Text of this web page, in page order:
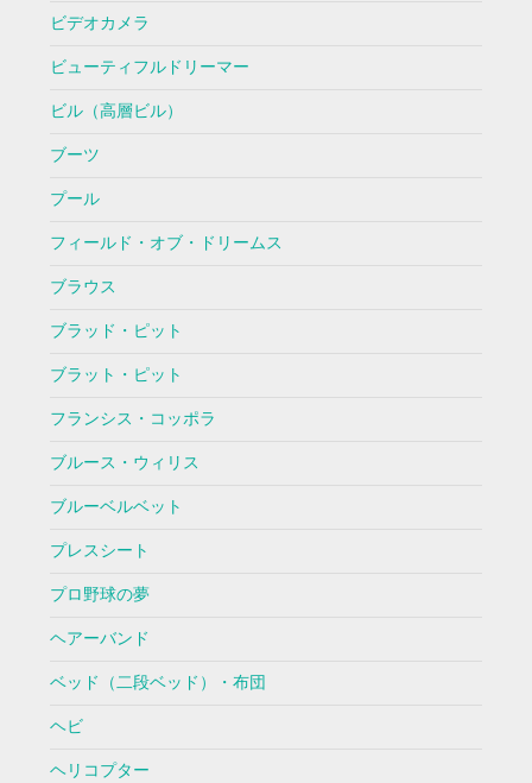
ビデオカメラ
ビューティフルドリーマー
ビル（高層ビル）
ブーツ
プール
フィールド・オブ・ドリームス
ブラウス
ブラッド・ピット
ブラット・ピット
フランシス・コッポラ
ブルース・ウィリス
ブルーベルベット
プレスシート
プロ野球の夢
ヘアーバンド
ベッド（二段ベッド）・布団
ヘビ
ヘリコプター